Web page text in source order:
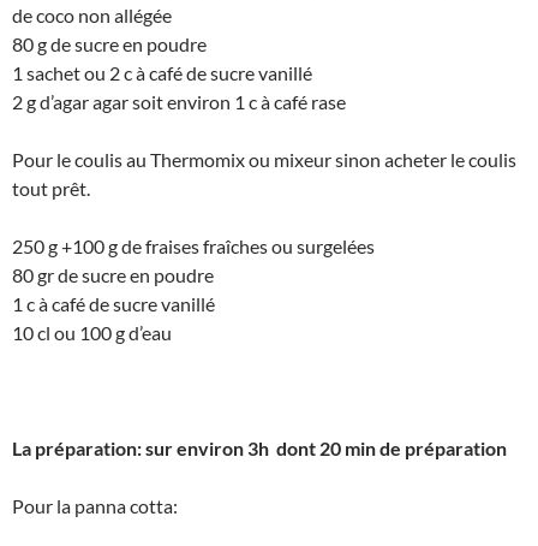
de coco non allégée
80 g de sucre en poudre
1 sachet ou 2 c à café de sucre vanillé
2 g d’agar agar soit environ 1 c à café rase
Pour le coulis au Thermomix ou mixeur sinon acheter le coulis
tout prêt.
250 g +100 g de fraises fraîches ou surgelées
80 gr de sucre en poudre
1 c à café de sucre vanillé
10 cl ou 100 g d’eau
La préparation: sur environ 3h dont 20 min de préparation
Pour la panna cotta: